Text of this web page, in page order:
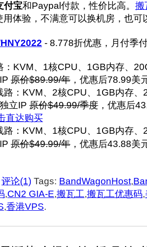
付宝和Paypal付款，性价比高。 搬
用体验，不满意可以换机房，也可
- 8.778折优惠，月付季
：KVM、1核CPU、1GB内存、
原价$89.99/年 ，优惠后78.99美
路：KVM、2核CPU、1GB内存
立IP 原价$49.99/季度 ，优惠后
直达购买
路：KVM、1核CPU、1GB内存
原价$49.99/年 ，优惠后43.88美
评论(1) Tags: BandWagonHost,
,CN2 GIA-E,搬瓦工,搬瓦工优惠码,
,香港VPS.